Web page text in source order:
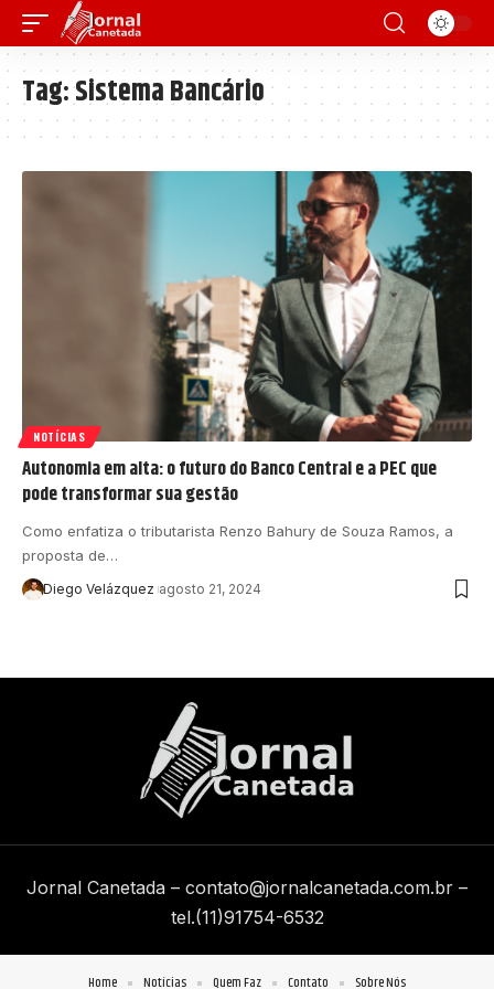
Tag:Sistema Bancário
NOTÍCIAS
Autonomia em alta: o futuro do Banco Central e a PEC que
pode transformar sua gestão
Como enfatiza o tributarista Renzo Bahury de Souza Ramos, a
proposta de…
Diego Velázquez agosto 21, 2024
Jornal Canetada – contato@jornalcanetada.com.br –
tel.(11)91754-6532
Home Notícias Quem Faz Contato Sobre Nós